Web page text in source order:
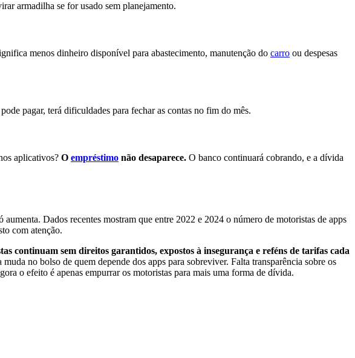
armadilha se for usado sem planejamento.
menos dinheiro disponível para abastecimento, manutenção do carro ou despesas
pagar, terá dificuldades para fechar as contas no fim do mês.
aplicativos? O empréstimo não desaparece. O banco continuará cobrando, e a dívida
Dados recentes mostram que entre 2022 e 2024 o número de motoristas de apps
com atenção.
continuam sem direitos garantidos, expostos à insegurança e reféns de tarifas cada
no bolso de quem depende dos apps para sobreviver. Falta transparência sobre os
o efeito é apenas empurrar os motoristas para mais uma forma de dívida.